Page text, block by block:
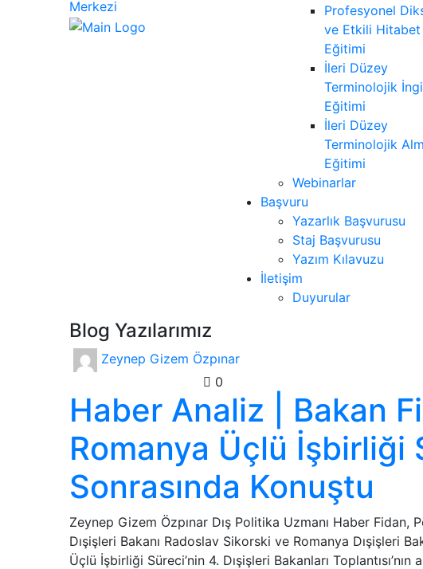
Profesyonel
ve Etkili Hitabet
Eğitimi
İleri Düzey
Terminolojik
Eğitimi
İleri Düzey
Terminolojik
Eğitimi
Webinarlar
Başvuru
Yazarlık Başvurusu
Staj Başvurusu
Yazım Kılavuzu
İletişim
Duyurular
Blog Yazılarımız
Zeynep Gizem Özpınar
0
Haber Analiz | Bakan
Romanya Üçlü İşbirliği
Sonrasında Konuştu
Zeynep Gizem Özpınar Dış Politika Uzmanı Haber Fidan,
Dışişleri Bakanı Radoslav Sikorski ve Romanya Dışişleri
Üçlü İşbirliği Süreci’nin 4. Dışişleri Bakanları